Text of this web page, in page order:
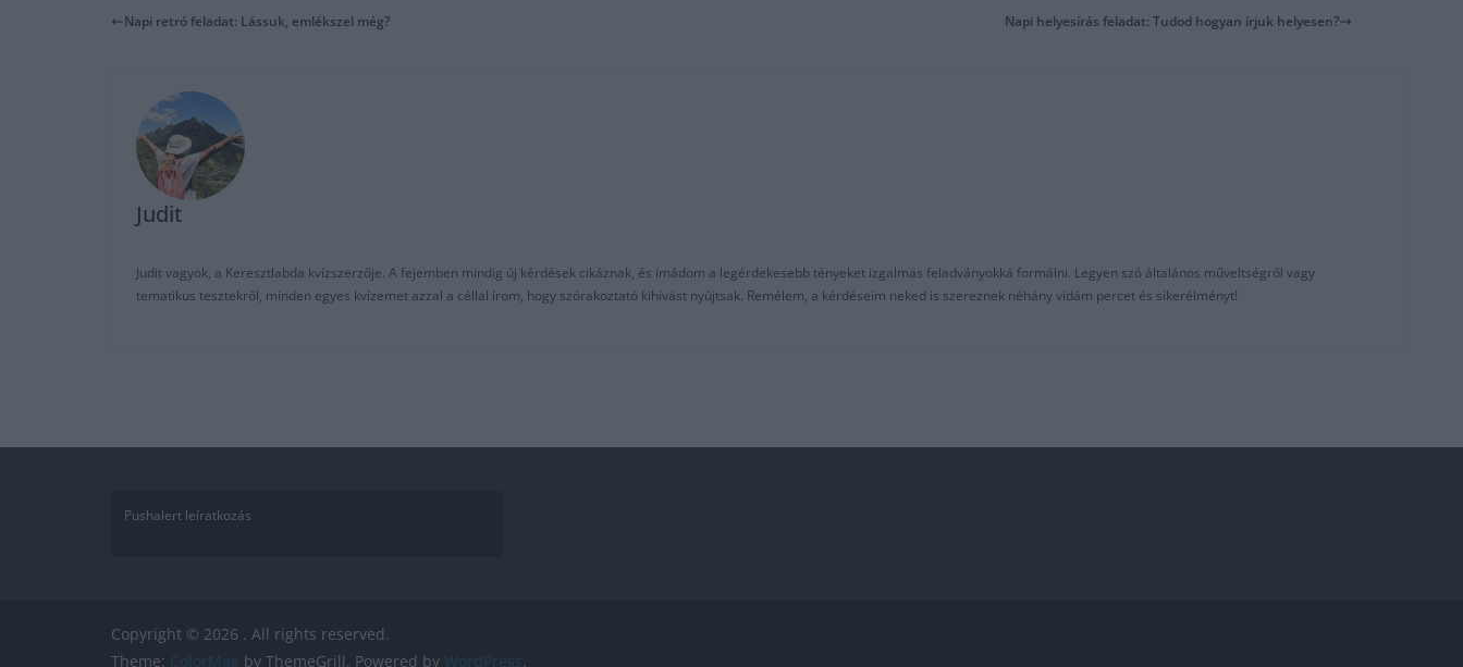
Napi retró feladat: Lássuk, emlékszel még? Napi helyesírás feladat: Tudod hogyan írjuk helyesen?
Judit
Judit vagyok, a Keresztlabda kvízszerzője. A fejemben mindig új kérdések cikáznak, és imádom a legérdekesebb tényeket izgalmas feladványokká formálni. Legyen szó általános műveltségről vagy
tematikus tesztekről, minden egyes kvízemet azzal a céllal írom, hogy szórakoztató kihívást nyújtsak. Remélem, a kérdéseim neked is szereznek néhány vidám percet és sikerélményt!
Pushalert leíratkozás
Copyright © 2026 . All rights reserved.
Theme: ColorMag by ThemeGrill. Powered by WordPress.